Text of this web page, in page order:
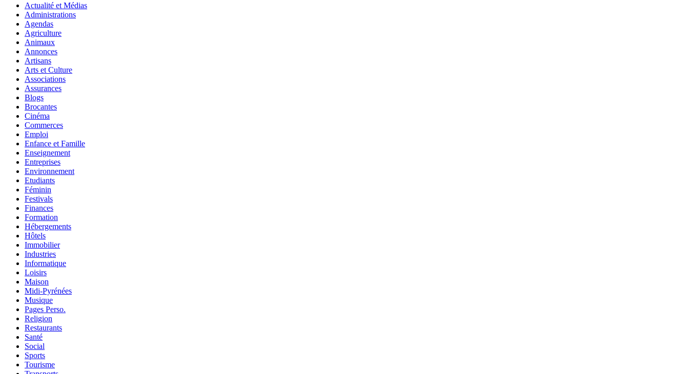
Actualité et Médias
Administrations
Agendas
Agriculture
Animaux
Annonces
Artisans
Arts et Culture
Associations
Assurances
Blogs
Brocantes
Cinéma
Commerces
Emploi
Enfance et Famille
Enseignement
Entreprises
Environnement
Etudiants
Féminin
Festivals
Finances
Formation
Hébergements
Hôtels
Immobilier
Industries
Informatique
Loisirs
Maison
Midi-Pyrénées
Musique
Pages Perso.
Religion
Restaurants
Santé
Social
Sports
Tourisme